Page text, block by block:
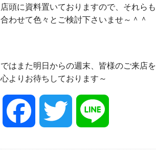
店頭に資料置いておりますので、それらも
合わせて色々とご検討下さいませ～＾＾
ではまた明日からの週末、皆様のご来店を
心よりお待ちしております～